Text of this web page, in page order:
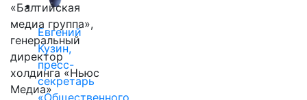
Евгений
Кузин,
пресс-
секретарь
«Общественного
«Балтийская
медиа группа»,
генеральный
директор
холдинга «Ньюс
Медиа»